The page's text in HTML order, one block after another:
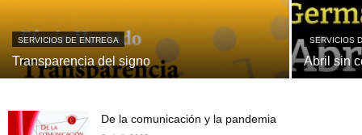
SERVICIOS DE ENTREGA
Transparencia del signo
SERVICIOS
Abril sin
De la comunicación y la pandemia